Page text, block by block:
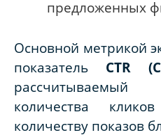
предложенных
Основной метрикой
показатель CTR
количества
количеству показов